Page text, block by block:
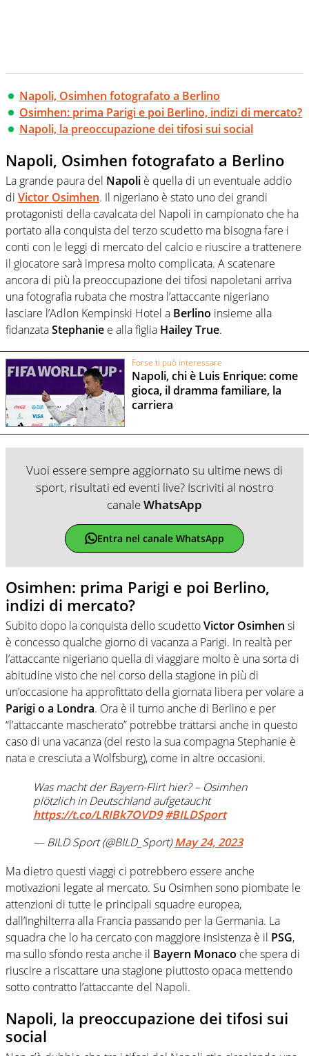
Napoli, Osimhen fotografato a Berlino
Osimhen: prima Parigi e poi Berlino, indizi di mercato?
Napoli, la preoccupazione dei tifosi sui social
Napoli, Osimhen fotografato a Berlino
La grande paura del Napoli è quella di un eventuale addio
di Victor Osimhen. Il nigeriano è stato uno dei grandi
protagonisti della cavalcata del Napoli in campionato che ha
portato alla conquista del terzo scudetto ma bisogna fare i
conti con le leggi di mercato del calcio e riuscire a trattenere
il giocatore sarà impresa molto complicata. A scatenare
ancora di più la preoccupazione dei tifosi napoletani arriva
una fotografia rubata che mostra l’attaccante nigeriano
lasciare l’Adlon Kempinski Hotel a Berlino insieme alla
fidanzataStephanie e alla figlia Hailey True.
Forse ti può interessare
Napoli, chi è Luis Enrique: come
gioca, il dramma familiare, la
carriera
Vuoi essere sempre aggiornato su ultime news di
sport, risultati ed eventi live? Iscriviti al nostro
canaleWhatsApp
Entra nel canale WhatsApp
Osimhen: prima Parigi e poi Berlino,
indizi di mercato?
Subito dopo la conquista dello scudettoVictor Osimhen si
è concesso qualche giorno di vacanza a Parigi. In realtà per
l’attaccante nigeriano quella di viaggiare molto è una sorta di
abitudine visto che nel corso della stagione in più di
un’occasione ha approfittato della giornata libera per volare a
Parigi o a Londra. Ora è il turno anche di Berlino e per
“l’attaccante mascherato” potrebbe trattarsi anche in questo
caso di una vacanza (del resto la sua compagna Stephanie è
nata e cresciuta a Wolfsburg), come in altre occasioni.
Was macht der Bayern-Flirt hier? – Osimhen
plötzlich in Deutschland aufgetaucht
https://t.co/LRIBk7OVD9 #BILDSport
— BILD Sport (@BILD_Sport)May 24, 2023
Ma dietro questi viaggi ci potrebbero essere anche
motivazioni legate al mercato. Su Osimhen sono piombate le
attenzioni di tutte le principali squadre europea,
dall’Inghilterra alla Francia passando per la Germania. La
squadra che lo ha cercato con maggiore insistenza è il PSG,
ma sullo sfondo resta anche il Bayern Monaco che spera di
riuscire a riscattare una stagione piuttosto opaca mettendo
sotto contratto l’attaccante del Napoli.
Napoli, la preoccupazione dei tifosi sui
social